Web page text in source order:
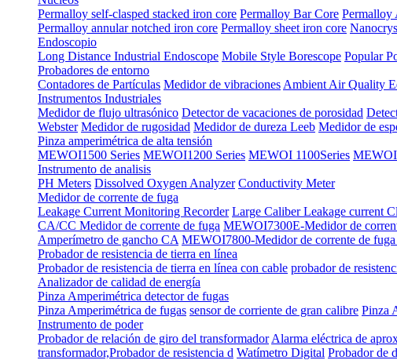
Permalloy self-clasped stacked iron core Permalloy Bar Core Permalloy
Permalloy annular notched iron core Permalloy sheet iron core
Endoscopio
Long Distance Industrial Endoscope Mobile Style Borescope Popular
Probadores de entorno
Contadores de Partículas Medidor de vibraciones Ambient Air Quality
Instrumentos Industriales
Medidor de flujo ultrasónico Detector de vacaciones de porosidad
Webster Medidor de rugosidad Medidor de dureza Leeb Medidor de
Pinza amperimétrica de alta tensión
MEWOI1500 Series MEWOI1200 Series MEWOI 1100Series MEWOI
Instrumento de analisis
PH Meters Dissolved Oxygen Analyzer Conductivity Meter
Medidor de corrente de fuga
Leakage Current Monitoring Recorder Large Caliber Leakage current
CA/CC Medidor de corrente de fuga MEWOI7300E-Medidor de
Amperímetro de gancho CA MEWOI7800-Medidor de corrente de
Probador de resistencia de tierra en línea
Probador de resistencia de tierra en línea con cable probador de
Analizador de calidad de energía
Pinza Amperimétrica detector de fugas
Pinza Amperimétrica de fugas sensor de corriente de gran calibre Pinza
Instrumento de poder
Probador de relación de giro del transformador Alarma eléctrica de
transformador,Probador de resistencia d Watímetro Digital Probador de